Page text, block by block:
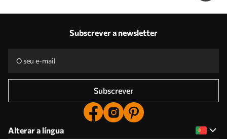
Subscrever a newsletter
Subscrever
Alterar a língua